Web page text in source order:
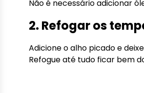
Não é necessário adicionar
2. Refogar os
Adicione o alho picado e
Refogue até tudo ficar bem